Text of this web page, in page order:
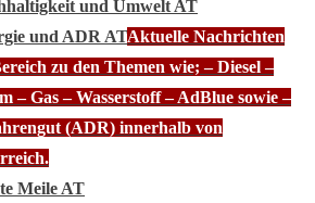
und Umwelt AT
und ADR ATAktuelle Nachrichten
zu den Themen wie; – Diesel –
– Gas – Wasserstoff – AdBlue sowie –
(ADR) innerhalb von
Meile AT